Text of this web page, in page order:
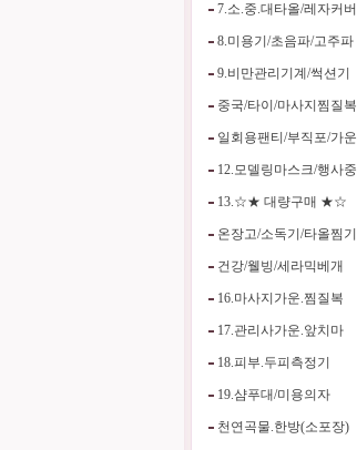
7.소.중.대타올/레자커버
8.미용기/초음파/고주파
9.비만관리기계/썩션기
중국/타이/마사지찜질복
일회용팬티/부직포/가운
12.모델링마스크/행사중
13.☆★ 대량구매 ★☆
온장고/소독기/타올찜기
건강/웰빙/세라믹베개
16.마사지가운.찜질복
17.관리사가운.앞치마
18.피부.두피측정기
19.샴푸대/미용의자
천연곡물.한방(소포장)